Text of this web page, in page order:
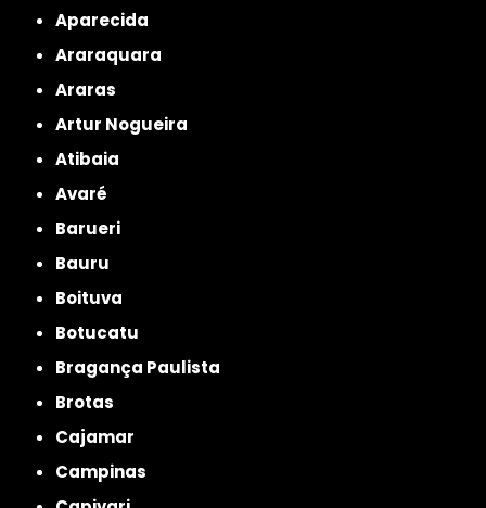
Aparecida
Araraquara
Araras
Artur Nogueira
Atibaia
Avaré
Barueri
Bauru
Boituva
Botucatu
Bragança Paulista
Brotas
Cajamar
Campinas